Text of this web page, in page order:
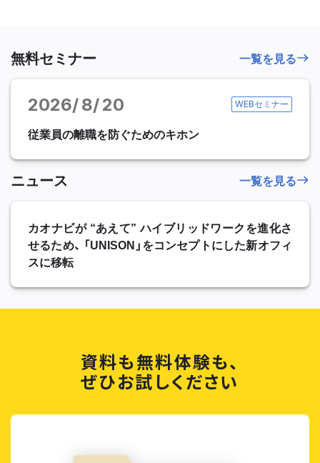
無料セミナー
2026 8 20 WEBセミナー
従業員の離職を防ぐためのキホン
一覧を見る
ニュース
カオナビが “あえて” ハイブリッドワークを進化さ
せるため、 「UNISON」をコンセプトにした新オフィ
スに移転
一覧を見る
資料も無料体験も、
ぜひお試しください